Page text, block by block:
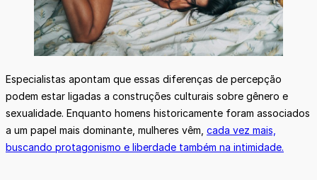
Especialistas apontam que essas diferenças de percepção
podem estar ligadas a construções culturais sobre gênero e
sexualidade. Enquanto homens historicamente foram associados
a um papel mais dominante, mulheres vêm, cada vez mais,
buscando protagonismo e liberdade também na intimidade.